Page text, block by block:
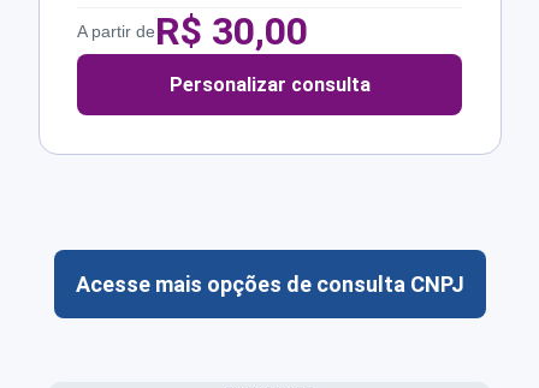
A partir deR$ 30,00
Personalizar consulta
Acesse mais opções de consulta CNPJ